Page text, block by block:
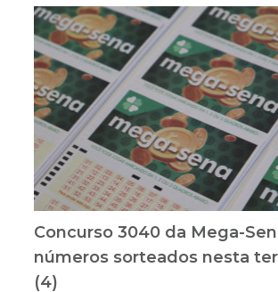
Concurso 3040 da Mega-
números sorteados nesta
(4)